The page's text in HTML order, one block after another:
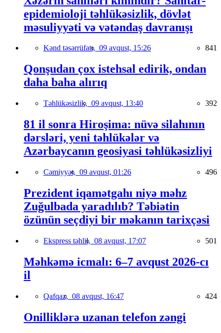
epidemioloji təhlükəsizlik, dövlət
məsuliyyəti və vətəndaş davranışı
Kənd təsərrüfatı, 09 avqust, 15:26 841
Qonşudan çox istehsal edirik, ondan
daha baha alırıq
Təhlükəsizlik, 09 avqust, 13:40 392
81 il sonra Hiroşima: nüvə silahının
dərsləri, yeni təhlükələr və
Azərbaycanın geosiyasi təhlükəsizliyi
Cəmiyyət, 09 avqust, 01:26 496
Prezident iqamətgahı niyə məhz
Zuğulbada yaradılıb? Təbiətin
özünün seçdiyi bir məkanın tarixçəsi
Ekspress təhlil, 08 avqust, 17:07 501
Məhkəmə icmalı: 6–7 avqust 2026-cı
il
Qafqaz, 08 avqust, 16:47 424
Onilliklərə uzanan telefon zəngi